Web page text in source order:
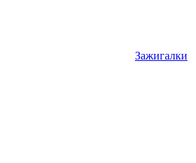
Зажигалки